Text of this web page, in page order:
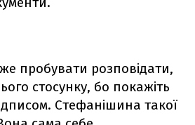
пробувати розповідати,
стосунку, бо покажіть
Стефанішина такої